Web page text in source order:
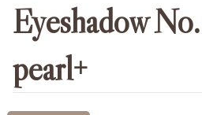
Eyeshadow
pearl+